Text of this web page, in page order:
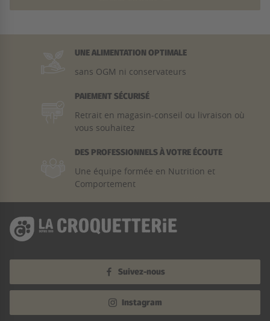
UNE ALIMENTATION OPTIMALE
sans OGM ni conservateurs
PAIEMENT SÉCURISÉ
Retrait en magasin-conseil ou livraison où
vous souhaitez
DES PROFESSIONNELS À VOTRE ÉCOUTE
Une équipe formée en Nutrition et
Comportement
Suivez-nous
Instagram